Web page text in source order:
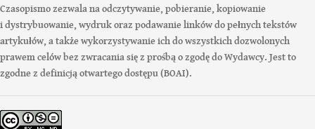
Czasopismo zezwala na odczytywanie, pobieranie, kopiowanie
i dystrybuowanie, wydruk oraz podawanie linków do pełnych tekstów
artykułów, a także wykorzystywanie ich do wszystkich dozwolonych
prawem celów bez zwracania się z prośbą o zgodę do Wydawcy. Jest to
zgodne z definicją otwartego dostępu (BOAI).